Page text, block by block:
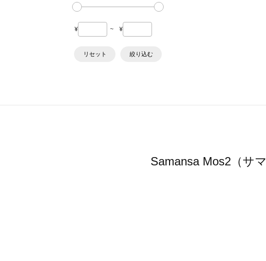
¥ ~ ¥
リセット 絞り込む
Samansa Mos2（サ